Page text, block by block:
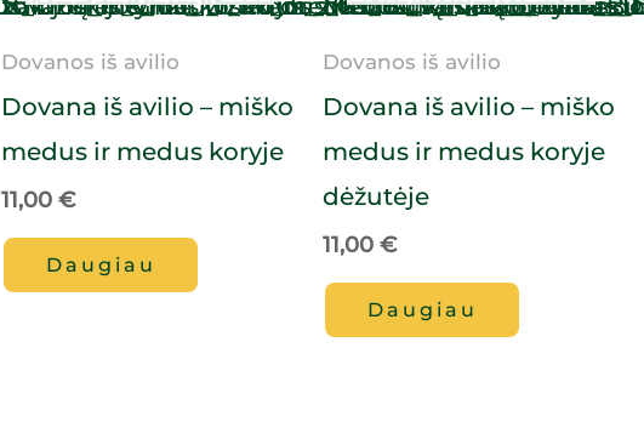
Dovanos iš avilio
Dovana iš avilio – miško
medus ir medus koryje
11,00€
Daugiau
Dovanos iš avilio
Dovana iš avilio – miško
medus ir medus koryje
dėžutėje
11,00€
Daugiau